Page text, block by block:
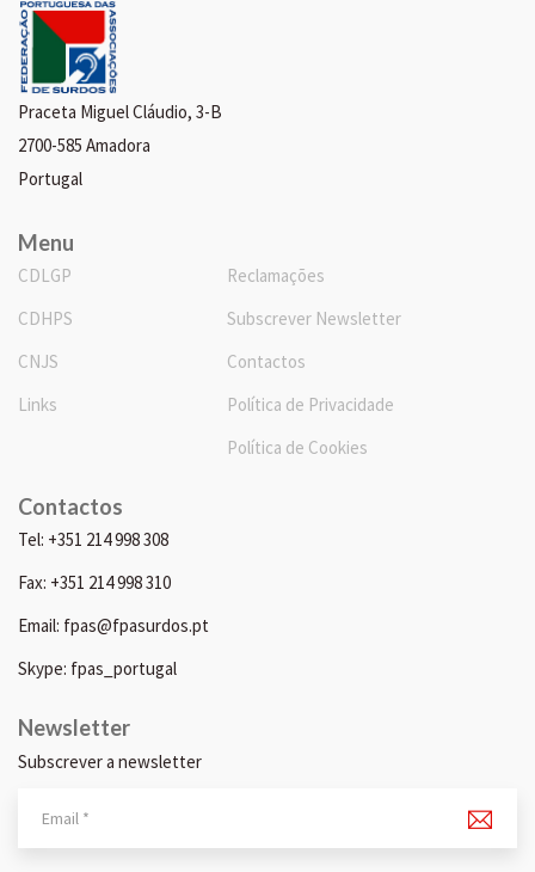
Praceta Miguel Cláudio, 3-B
2700-585 Amadora
Portugal
Menu
CDLGP
CDHPS
CNJS
Links
Reclamações
Subscrever Newsletter
Contactos
Política de Privacidade
Política de Cookies
Contactos
Tel: +351 214 998 308
Fax: +351 214 998 310
Email: fpas@fpasurdos.pt
Skype: fpas_portugal
Newsletter
Subscrever a newsletter